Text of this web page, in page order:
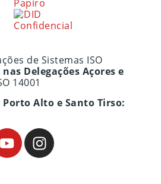
Delegações Açores e
14001
Alto e Santo Tirso: